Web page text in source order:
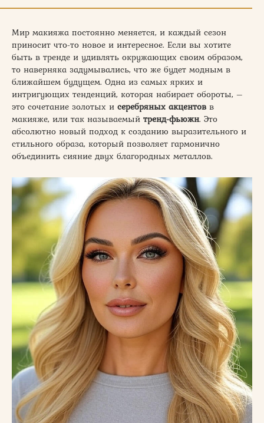
Мир макияжа постоянно меняется, и каждый сезон
приносит что-то новое и интересное. Если вы хотите
быть в тренде и удивлять окружающих своим образом,
то наверняка задумывались, что же будет модным в
ближайшем будущем. Одна из самых ярких и
интригующих тенденций, которая набирает обороты, –
это сочетание золотых и серебряных акцентов в
макияже, или так называемый тренд-фьюжн. Это
абсолютно новый подход к созданию выразительного и
стильного образа, который позволяет гармонично
объединить сияние двух благородных металлов.